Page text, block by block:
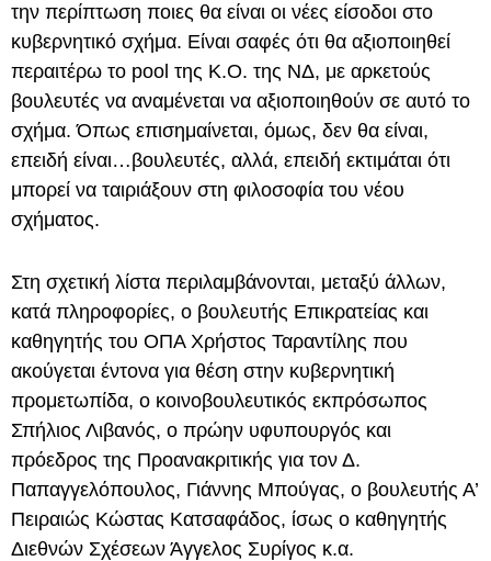
την περίπτωση ποιες θα είναι οι νέες είσοδοι στο
κυβερνητικό σχήμα. Είναι σαφές ότι θα αξιοποιηθεί
περαιτέρω το pool της Κ.Ο. της ΝΔ, με αρκετούς
βουλευτές να αναμένεται να αξιοποιηθούν σε αυτό το
σχήμα. Όπως επισημαίνεται, όμως, δεν θα είναι,
επειδή είναι…βουλευτές, αλλά, επειδή εκτιμάται ότι
μπορεί να ταιριάξουν στη φιλοσοφία του νέου
σχήματος.
Στη σχετική λίστα περιλαμβάνονται, μεταξύ άλλων,
κατά πληροφορίες, ο βουλευτής Επικρατείας και
καθηγητής του ΟΠΑ Χρήστος Ταραντίλης που
ακούγεται έντονα για θέση στην κυβερνητική
προμετωπίδα, ο κοινοβουλευτικός εκπρόσωπος
Σπήλιος Λιβανός, ο πρώην υφυπουργός και
πρόεδρος της Προανακριτικής για τον Δ.
Παπαγγελόπουλος, Γιάννης Μπούγας, ο βουλευτής Α’
Πειραιώς Κώστας Κατσαφάδος, ίσως ο καθηγητής
Διεθνών Σχέσεων Άγγελος Συρίγος κ.α.